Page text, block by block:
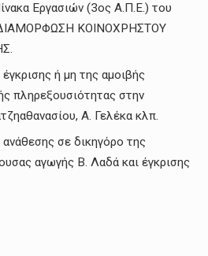
Εργασιών (3ος Α.Π.Ε.) του
ΚΟΙΝΟΧΡΗΣΤΟΥ
ή μη της αμοιβής
πληρεξουσιότητας στην
Α. Γελέκα κλπ.
σε δικηγόρο της
αγωγής Β. Λαδά και έγκρισης